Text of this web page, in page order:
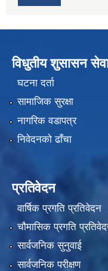
विधुतीय शुसासन
घटना दर्ता
सामाजिक सुरक्षा
नागरिक वडापत्र
निवेदनको ढाँचा
प्रतिवेदन
वार्षिक प्रगति प्रतिवेदन
चौमासिक प्रगति
सार्वजनिक सुनुवाई
सार्वजनिक परीक्षण